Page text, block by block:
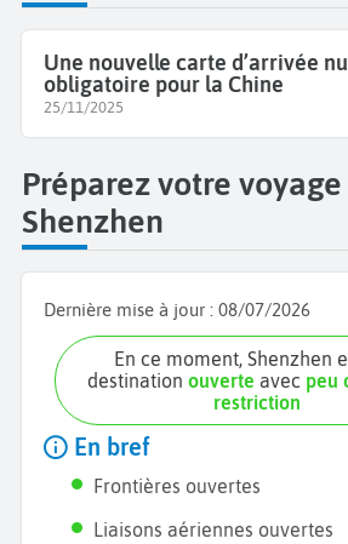
Une nouvelle carte d’arrivée
obligatoire pour la Chine
25/11/2025
Préparez votre
Shenzhen
Dernière mise à jour : 08/07/2026
En ce moment, Shenzhen est une
destinationouverte avec peu
restriction
En bref
Frontières ouvertes
Liaisons aériennes ouvertes